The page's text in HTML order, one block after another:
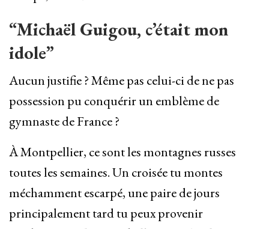
“Michaël Guigou, c’était mon
idole”
Aucun justifie ? Même pas celui-ci de ne pas
possession pu conquérir un emblème de
gymnaste de France ?
À Montpellier, ce sont les montagnes russes
toutes les semaines. Un croisée tu montes
méchamment escarpé, une paire de jours
principalement tard tu peux provenir